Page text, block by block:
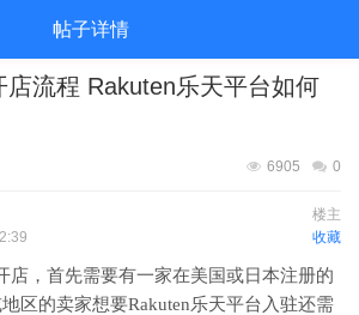
帖子详情
店流程 Rakuten乐天平台如何
0
6905
楼主
收藏
店，首先需要有一家在美国或日本注册的
区的卖家想要Rakuten乐天平台入驻还需